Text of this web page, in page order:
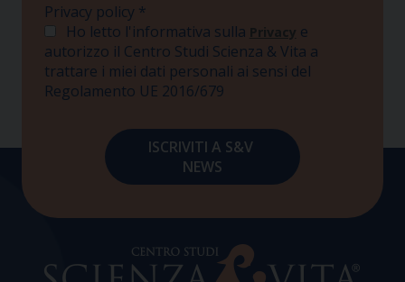
Privacy policy *
Ho letto l'informativa sulla Privacy e
autorizzo il Centro Studi Scienza & Vita a
trattare i miei dati personali ai sensi del
Regolamento UE 2016/679